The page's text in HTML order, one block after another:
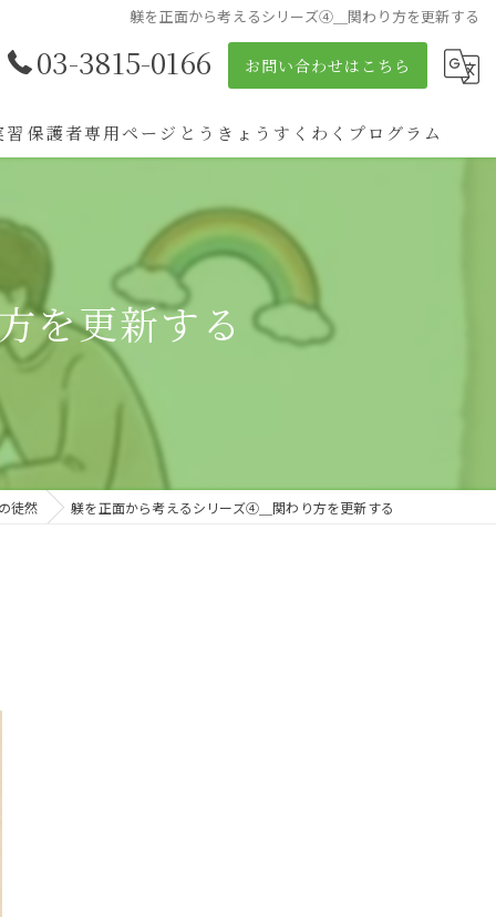
躾を正面から考えるシリーズ④＿関わり方を更新する
03-3815-0166 お問い合わせはこちら
保護者専用ページ とうきょうすくわくプログラム
を更新する
徒然 躾を正面から考えるシリーズ④＿関わり方を更新する